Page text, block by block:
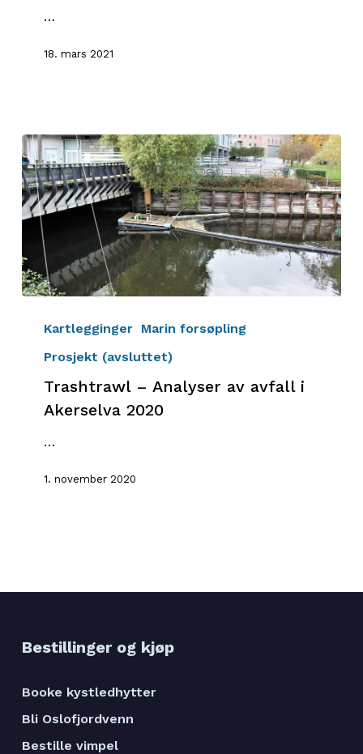
…
18. mars 2021
avfall
2020
Kartlegginger Marin forsøpling
Prosjekt (avsluttet)
Trashtrawl – Analyser av avfall i
Akerselva 2020
…
1. november 2020
Bestillinger og kjøp
Booke kystledhytter
Bli Oslofjordvenn
Bestille vimpel